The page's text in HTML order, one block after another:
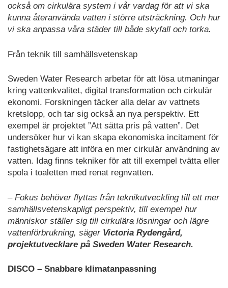
också om cirkulära system i vår vardag för att vi ska
kunna återanvända vatten i större utsträckning. Och hur
vi ska anpassa våra städer till både skyfall och torka.
Från teknik till samhällsvetenskap
Sweden Water Research arbetar för att lösa utmaningar
kring vattenkvalitet, digital transformation och cirkulär
ekonomi. Forskningen täcker alla delar av vattnets
kretslopp, och tar sig också an nya perspektiv. Ett
exempel är projektet ”Att sätta pris på vatten”. Det
undersöker hur vi kan skapa ekonomiska incitament för
fastighetsägare att införa en mer cirkulär användning av
vatten. Idag finns tekniker för att till exempel tvätta eller
spola i toaletten med renat regnvatten.
– Fokus behöver flyttas från teknikutveckling till ett mer
samhällsvetenskapligt perspektiv, till exempel hur
människor ställer sig till cirkulära lösningar och lägre
vattenförbrukning, säger Victoria Rydengård,
projektutvecklare på Sweden Water Research.
DISCO – Snabbare klimatanpassning